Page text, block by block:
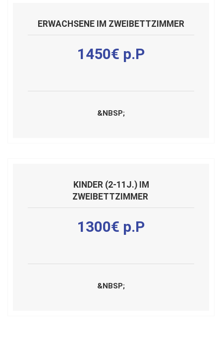
ERWACHSENE IM ZWEIBETTZIMMER
1450€ p.P
&NBSP;
KINDER (2-11J.) IM
ZWEIBETTZIMMER
1300€ p.P
&NBSP;